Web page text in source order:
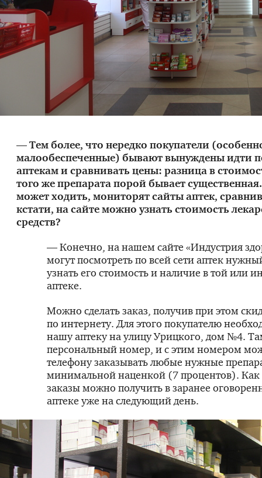
— Тем более, что нередко покупатели
малообеспеченные) бывают вынуждены идти
аптекам и сравнивать цены: разница в
того же препарата порой бывает
может ходить, мониторят сайты аптек,
кстати, на сайте можно узнать стоимость
средств?
— Конечно, на нашем сайте «Индустрия
могут посмотреть по всей сети аптек
узнать его стоимость и наличие в той или
аптеке.
Можно сделать заказ, получив при этом
по интернету. Для этого покупателю
нашу аптеку на улицу Урицкого, дом №4.
персональный номер, и с этим номером
телефону заказывать любые нужные
минимальной наценкой (7 процентов). Как
заказы можно получить в заранее
аптеке уже на следующий день.